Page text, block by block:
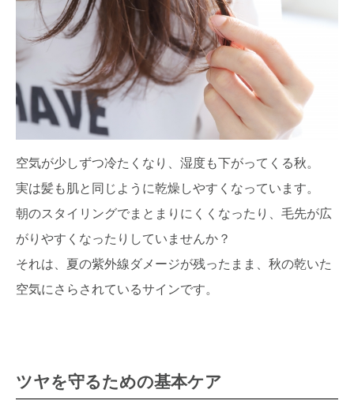
空気が少しずつ冷たくなり、湿度も下がってくる秋。
実は髪も肌と同じように乾燥しやすくなっています。
朝のスタイリングでまとまりにくくなったり、毛先が広
がりやすくなったりしていませんか？
それは、夏の紫外線ダメージが残ったまま、秋の乾いた
空気にさらされているサインです。
ツヤを守るための基本ケア